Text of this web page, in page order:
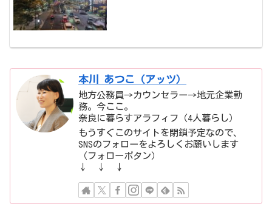
本川 あつこ（アッツ）
地方公務員→カウンセラー→地元企業勤
務。今ここ。
奈良に暮らすアラフィフ（4人暮らし）
もうすぐこのサイトを閉鎖予定なので、
SNSのフォローをよろしくお願いします
（フォローボタン）
↓ ↓ ↓